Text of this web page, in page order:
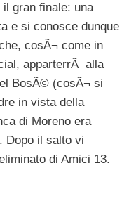
gran finale: una
e si conosce dunque
cosÃ¬ come in
apparterrÃ alla
BosÃ© (cosÃ¬ si
in vista della
di Moreno era
Dopo il salto vi
di Amici 13.